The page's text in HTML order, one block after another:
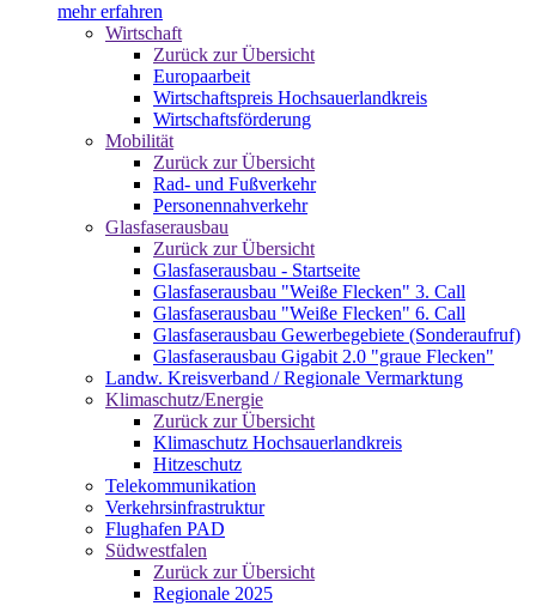
mehr erfahren
Wirtschaft
Zurück zur Übersicht
Europaarbeit
Wirtschaftspreis Hochsauerlandkreis
Wirtschaftsförderung
Mobilität
Zurück zur Übersicht
Rad- und Fußverkehr
Personennahverkehr
Glasfaserausbau
Zurück zur Übersicht
Glasfaserausbau - Startseite
Glasfaserausbau "Weiße Flecken" 3. Call
Glasfaserausbau "Weiße Flecken" 6. Call
Glasfaserausbau Gewerbegebiete (Sonderaufruf)
Glasfaserausbau Gigabit 2.0 "graue Flecken"
Landw. Kreisverband / Regionale Vermarktung
Klimaschutz/Energie
Zurück zur Übersicht
Klimaschutz Hochsauerlandkreis
Hitzeschutz
Telekommunikation
Verkehrsinfrastruktur
Flughafen PAD
Südwestfalen
Zurück zur Übersicht
Regionale 2025